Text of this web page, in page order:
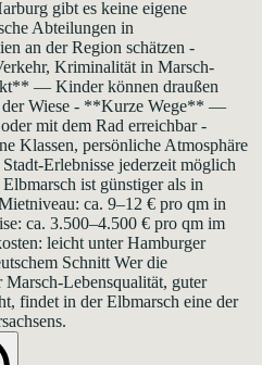
gibt es keine eigene
Abteilungen in
an der Region schätzen -
Kriminalität in Marsch-
— Kinder können draußen
der Wiese - **Kurze Wege** —
mit dem Rad erreichbar -
Klassen, persönliche Atmosphäre
Erlebnisse jederzeit möglich
ist günstiger als in
ca. 9–12 € pro qm in
ca. 3.500–4.500 € pro qm im
leicht unter Hamburger
Schnitt Wer die
Lebensqualität, guter
findet in der Elbmarsch eine der